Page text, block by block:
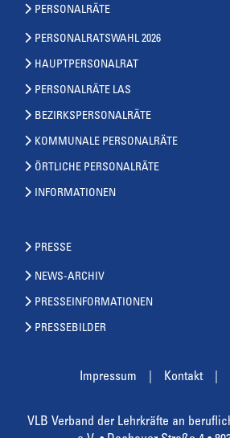
PERSONALRÄTE
PERSONALRATSWAHL 2026
HAUPTPERSONALRAT
PERSONALRÄTE LAS
BEZIRKSPERSONALRÄTE
KOMMUNALE PERSONALRÄTE
ÖRTLICHE PERSONALRÄTE
INFORMATIONEN
PRESSE
NEWS-ARCHIV
PRESSEINFORMATIONEN
PRESSEBILDER
Impressum Kontakt
VLB Verband der Lehrkräfte an